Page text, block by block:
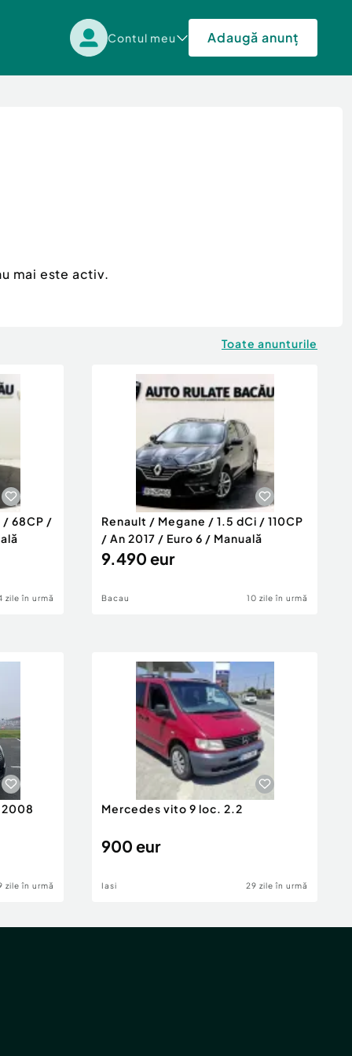
Contul meu Adaugă anunț
mai este activ.
Toate anunturile
/ 68CP /
zile în urmă
Renault / Megane / 1.5 dCi / 110CP
/ An 2017 / Euro 6 / Manuală
9.490 eur
Bacau 10 zile în urmă
2008
zile în urmă
Mercedes vito 9 loc. 2.2
900 eur
Iasi 29 zile în urmă